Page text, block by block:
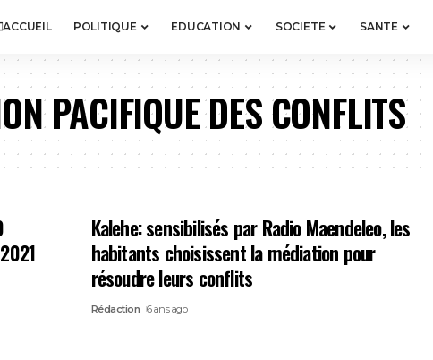
ACCUEIL POLITIQUE EDUCATION SOCIETE SANTE
PACIFIQUE DES CONFLITS
Kalehe: sensibilisés par Radio Maendeleo, les
habitants choisissent la médiation pour
résoudre leurs conflits
Rédaction 6 ans ago